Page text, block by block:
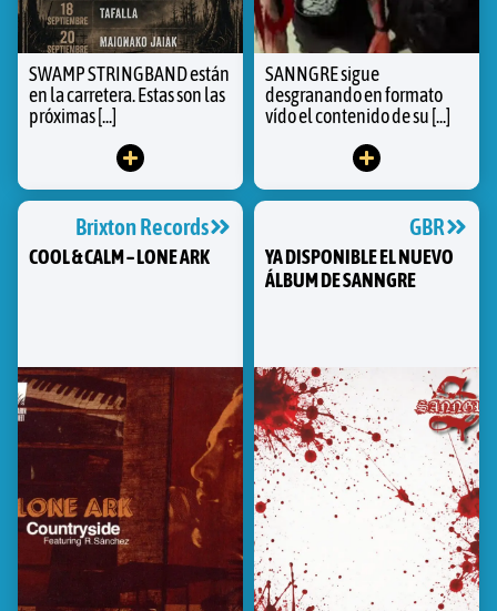
SWAMP STRINGBAND están
en la carretera. Estas son las
próximas [...]
SANNGRE sigue
desgranando en formato
vído el contenido de su [...]
Brixton Records
COOL & CALM – LONE ARK
GBR
YA DISPONIBLE EL NUEVO
ÁLBUM DE SANNGRE